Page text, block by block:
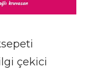
çekici